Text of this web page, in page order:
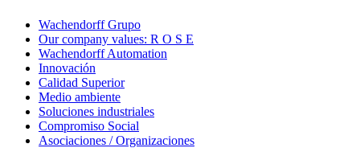
Wachendorff Grupo
Our company values: R O S E
Wachendorff Automation
Innovación
Calidad Superior
Medio ambiente
Soluciones industriales
Compromiso Social
Asociaciones / Organizaciones